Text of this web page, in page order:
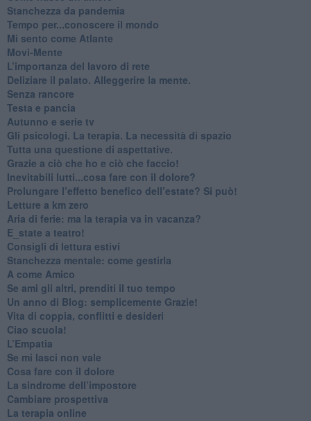
Stanchezza da pandemia
​Tempo per...conoscere il mondo
​Mi sento come Atlante
​Movi-Mente
​L’importanza del lavoro di rete
​Deliziare il palato. Alleggerire la mente.
​Senza rancore
​Testa e pancia
​Autunno e serie tv
​Gli psicologi. La terapia. La necessità di spazio
​Tutta una questione di aspettative.
​Grazie a ciò che ho e ciò che faccio!
​Inevitabili lutti...cosa fare con il dolore?
Prolungare l’effetto benefico dell’estate? Si può!
​Letture a km zero
​Aria di ferie: ma la terapia va in vacanza?
​E_state a teatro!
​Consigli di lettura estivi
​Stanchezza mentale: come gestirla
​A come Amico
​Se ami gli altri, prenditi il tuo tempo
​Un anno di Blog: semplicemente Grazie!
​Vita di coppia, conflitti e desideri
​Ciao scuola!
​L’Empatia
​Se mi lasci non vale
Cosa fare con il dolore
​La sindrome dell’impostore
​Cambiare prospettiva
La terapia online